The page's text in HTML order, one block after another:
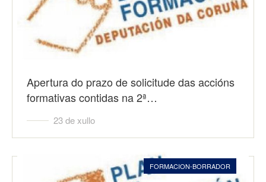
Apertura do prazo de solicitude das accións
formativas contidas na 2ª…
23 de xullo
FORMACION-BORRADOR